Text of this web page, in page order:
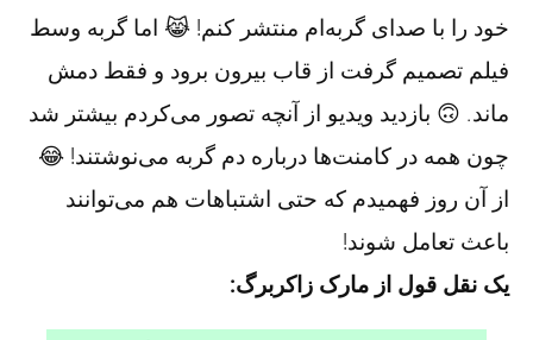
خود را با صدای گربه‌ام منتشر کنم! 😹 اما گربه وسط
فیلم تصمیم گرفت از قاب بیرون برود و فقط دمش
ماند. 🙃 بازدید ویدیو از آنچه تصور می‌کردم بیشتر شد
چون همه در کامنت‌ها درباره دم گربه می‌نوشتند! 😂
از آن روز فهمیدم که حتی اشتباهات هم می‌توانند
باعث تعامل شوند!
یک نقل قول از مارک زاکربرگ: